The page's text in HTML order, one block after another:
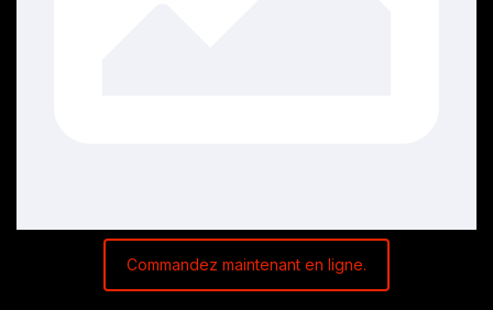
Commandez maintenant en ligne.